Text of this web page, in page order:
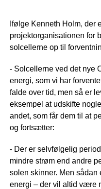
Ifølge Kenneth Holm, der
projektorganisationen for
solcellerne op til
- Solcellerne ved det nye
energi, som vi har
falde over tid, men så er
eksempel at udskifte
andet, som får dem til at
og fortsætter:
- Der er selvfølgelig
mindre strøm end andre
solen skinner. Men sådan
energi – der vil altid være